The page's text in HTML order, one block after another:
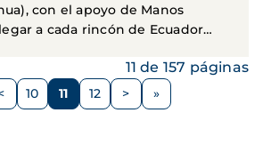
con el apoyo de Manos
a cada rincón de Ecuador
PáginaPágina
10 Página
11 Página
12
Siguiente
>
11 de 157 páginas